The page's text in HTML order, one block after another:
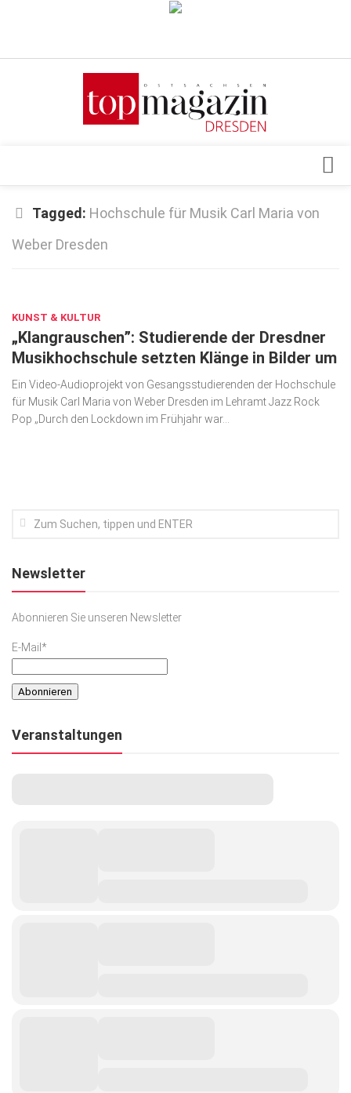
Verkaufsstellen
Top Gesundheitsforum Dresden / Ostsachsen
Mediadaten
gesund & schön
Gesellschaft
Lifestyle
SACHSEN IN PARIS
Tagged: Hochschule für Musik Carl Maria von
Weber Dresden
KUNST & KULTUR
„Klangrauschen”: Studierende der Dresdner
Musikhochschule setzten Klänge in Bilder um
Ein Video-Audioprojekt von Gesangsstudierenden der Hochschule
für Musik Carl Maria von Weber Dresden im Lehramt Jazz Rock
Pop „Durch den Lockdown im Frühjahr war...
Newsletter
Abonnieren Sie unseren Newsletter
E-Mail*
Veranstaltungen